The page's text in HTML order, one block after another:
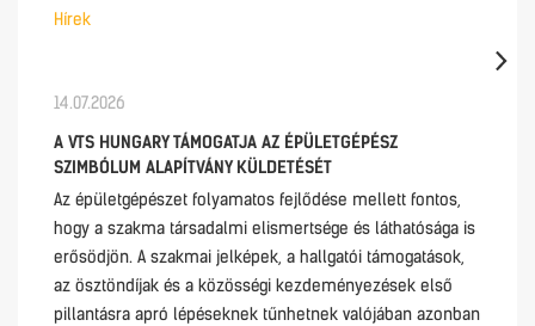
Hírek
14.07.2026
A VTS HUNGARY TÁMOGATJA AZ ÉPÜLETGÉPÉSZ
SZIMBÓLUM ALAPÍTVÁNY KÜLDETÉSÉT
Az épületgépészet folyamatos fejlődése mellett fontos,
hogy a szakma társadalmi elismertsége és láthatósága is
erősödjön. A szakmai jelképek, a hallgatói támogatások,
az ösztöndíjak és a közösségi kezdeményezések első
pillantásra apró lépéseknek tűnhetnek valójában azonban